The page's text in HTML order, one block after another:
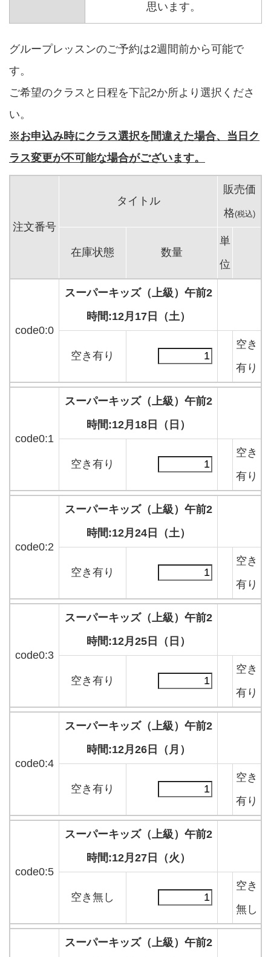
思います。
グループレッスンのご予約は2週間前から可能で
す。
ご希望のクラスと日程を下記2か所より選択くださ
い。
※お申込み時にクラス選択を間違えた場合、当日ク
ラス変更が不可能な場合がございます。
注文番号
タイトル
販売価
格(税込)
在庫状態 数量
単
位
code0:0
スーパーキッズ（上級）午前2
時間:12月17日（土）
空き有り
空き
有り
code0:1
スーパーキッズ（上級）午前2
時間:12月18日（日）
空き有り
空き
有り
code0:2
スーパーキッズ（上級）午前2
時間:12月24日（土）
空き有り
空き
有り
code0:3
スーパーキッズ（上級）午前2
時間:12月25日（日）
空き有り
空き
有り
code0:4
スーパーキッズ（上級）午前2
時間:12月26日（月）
空き有り
空き
有り
code0:5
スーパーキッズ（上級）午前2
時間:12月27日（火）
空き無し
空き
無し
スーパーキッズ（上級）午前2